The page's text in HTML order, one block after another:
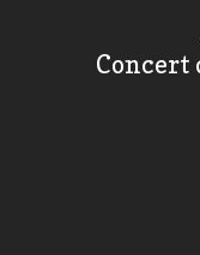
Concert